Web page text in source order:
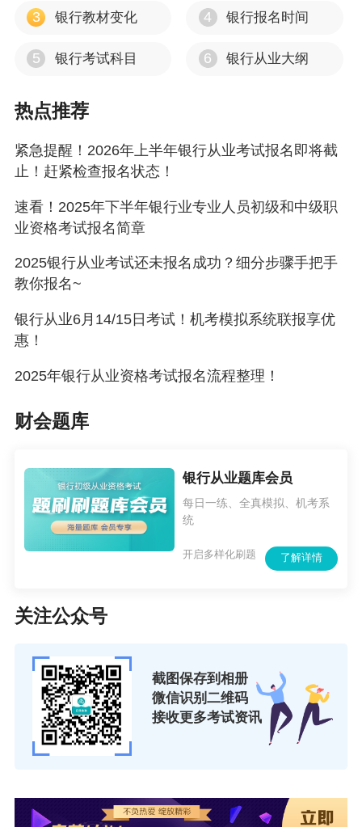
5、请务必上传本人最近一年1寸免冠白底证件照
化修饰或生活照，因照片不符合要求所造成的后果由报考
二、忘记缴费
银行从业考试的报名时间通常很长，给考生提供了充足的
时间来考虑和准备。然而，正是这段较长的时间，让很多
同学在选择报考科目时犹豫不决。他们可能会临时改变报
考计划，因此选择等到计划确定后再支付报名费。
但是，问题恰恰出现在这里。很多考生由于工作繁忙，往
往会忘记在报名截止前缴费，从而导致报名失败。这是一
个普遍的现象，因为银行职业资格考试并不提供补缴费的
机会。如果考生没有在规定的时间内完成缴费，那么他们
的报名就会被视为失败。
名缴费，以免忘记或延误。这不仅能够确保你成功报名参
三、缴费失败
缴费失败还有部分考生前面的流程都完成得很好，但是在
最后一步缴纳报名费时卡住了，点击支付费用失败。报名
时缴费支付失败主要有以下的原因，大家可以逐一进行排
①第三方支付APP与浏览器不适配
付。可以使用一网通（网银）和易宝支付（微信支付）进
行付款，同时建议使用Edge浏览器、谷歌浏览器
（Chrome）、Firefox 火狐浏览器等主流浏览器进行在线支
付操作。
如果在缴费过程中页面意外返回到报名登录页面，考生再
3 银行教材变化 4 银行报名时间
5 银行考试科目 6 银行从业大纲
热点推荐
紧急提醒！2026年上半年银行从业考试报名即将截
止！赶紧检查报名状态！
速看！2025年下半年银行业专业人员初级和中级职
业资格考试报名简章
2025银行从业考试还未报名成功？细分步骤手把手
教你报名~
银行从业6月14/15日考试！机考模拟系统联报享优
惠！
2025年银行从业资格考试报名流程整理！
财会题库
银行从业题库会员
每日一练、全真模拟、机考系
统
了解详情
开启多样化刷题
关注公众号
截图保存到相册
微信识别二维码
接收更多考试资讯